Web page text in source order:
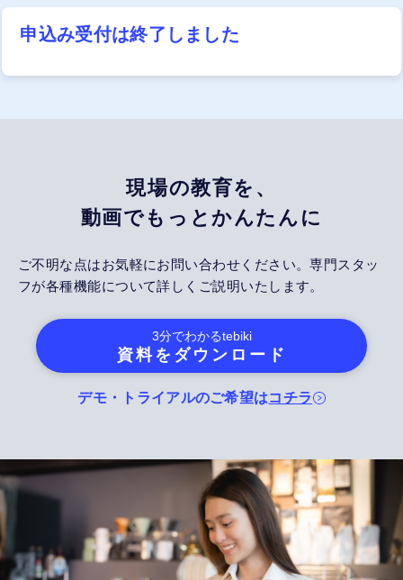
申込み受付は終了しました
現場の教育を、
動画でもっとかんたんに
ご不明な点はお気軽にお問い合わせください。専門スタッ
フが各種機能について詳しくご説明いたします。
3分でわかるtebiki
資料をダウンロード
デモ・トライアルのご希望はコチラ